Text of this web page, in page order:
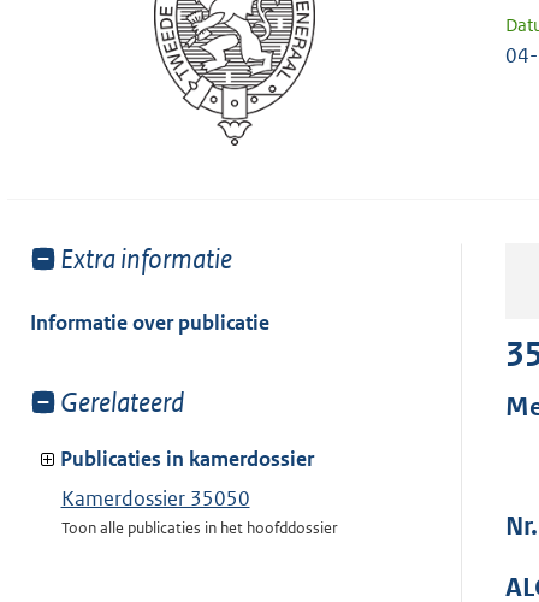
Toon
van:
Extra informatie
Informatie over publicatie
Toon
van:
Gerelateerd
Publicaties in kamerdossier
Kamerdossier 35050
Toon alle publicaties in het hoofddossier